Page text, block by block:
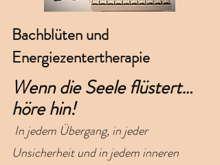
Bachblüten und
Energiezentertherapie
Wenn die Seele flüstert…
höre hin!
In jedem Übergang, in jeder
Unsicherheit und in jedem inneren